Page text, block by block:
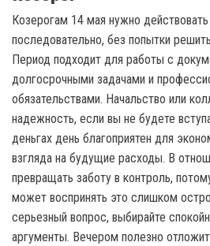
Козерогам 14 мая нужно
последовательно, без попытки
Период подходит для работы с
долгосрочными задачами и
обязательствами. Начальство или
надежность, если вы не будете
деньгах день благоприятен для
взгляда на будущие расходы. В
превращать заботу в контроль,
может воспринять это слишком
серьезный вопрос, выбирайте
аргументы. Вечером полезно